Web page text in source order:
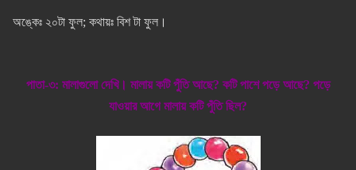
অঙ্কেঃ ২০টা ফুল; কথায়ঃ বিশ টা ফুল।
পাতা-৩: মালাগুলো দেখি। মালায় কটি পুঁতি আছে? কটি পাশে পড়ে আছে? পড়ে
যাওয়ার আগে মালায় কটি পুঁতি ছিল?